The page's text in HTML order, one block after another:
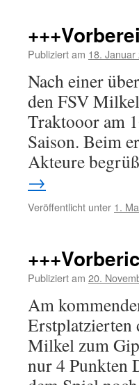
Publiziert am 18. Januar
Nach einer
den FSV
Traktooor am
Saison. Beim
Akteure
→
Veröffentlicht unter 1.
Publiziert am 20.
Am
Erstplatzierten
Milkel zum
nur 4 Punkten